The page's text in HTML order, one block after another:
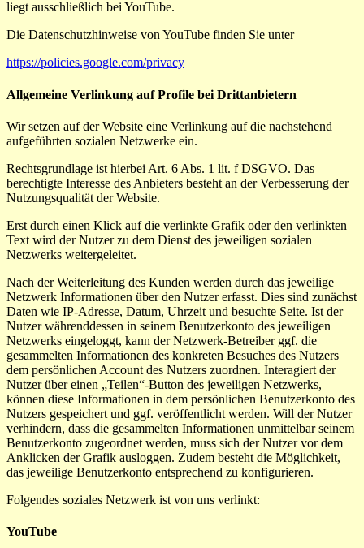
liegt ausschließlich bei YouTube.
Die Datenschutzhinweise von YouTube finden Sie unter
https://policies.google.com/privacy
Allgemeine Verlinkung auf Profile bei Drittanbietern
Wir setzen auf der Website eine Verlinkung auf die nachstehend
aufgeführten sozialen Netzwerke ein.
Rechtsgrundlage ist hierbei Art. 6 Abs. 1 lit. f DSGVO. Das
berechtigte Interesse des Anbieters besteht an der Verbesserung der
Nutzungsqualität der Website.
Erst durch einen Klick auf die verlinkte Grafik oder den verlinkten
Text wird der Nutzer zu dem Dienst des jeweiligen sozialen
Netzwerks weitergeleitet.
Nach der Weiterleitung des Kunden werden durch das jeweilige
Netzwerk Informationen über den Nutzer erfasst. Dies sind zunächst
Daten wie IP-Adresse, Datum, Uhrzeit und besuchte Seite. Ist der
Nutzer währenddessen in seinem Benutzerkonto des jeweiligen
Netzwerks eingeloggt, kann der Netzwerk-Betreiber ggf. die
gesammelten Informationen des konkreten Besuches des Nutzers
dem persönlichen Account des Nutzers zuordnen. Interagiert der
Nutzer über einen „Teilen“-Button des jeweiligen Netzwerks,
können diese Informationen in dem persönlichen Benutzerkonto des
Nutzers gespeichert und ggf. veröffentlicht werden. Will der Nutzer
verhindern, dass die gesammelten Informationen unmittelbar seinem
Benutzerkonto zugeordnet werden, muss sich der Nutzer vor dem
Anklicken der Grafik ausloggen. Zudem besteht die Möglichkeit,
das jeweilige Benutzerkonto entsprechend zu konfigurieren.
Folgendes soziales Netzwerk ist von uns verlinkt:
YouTube